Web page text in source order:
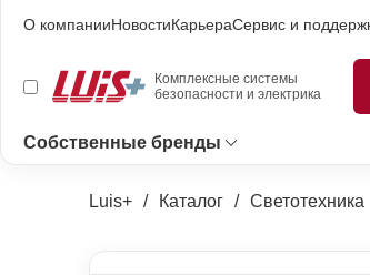
О компанииНовостиКарьераСервис и
Комплексные системы
безопасности и электрика
Собственные бренды
Luis+ Каталог Светотехника